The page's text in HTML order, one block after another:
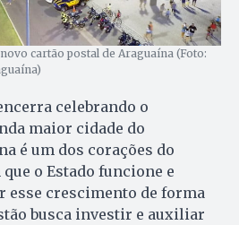
cartão postal de Araguaína (Foto:
celebrando o
maior cidade do
é um dos corações do
o Estado funcione e
esse crescimento de forma
busca investir e auxiliar